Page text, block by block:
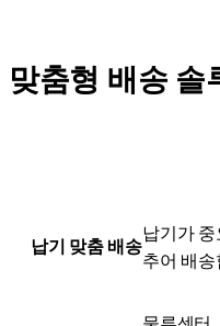
맞춤형 배송 솔
납기 맞춤 배송
납기가 중
추어 배송